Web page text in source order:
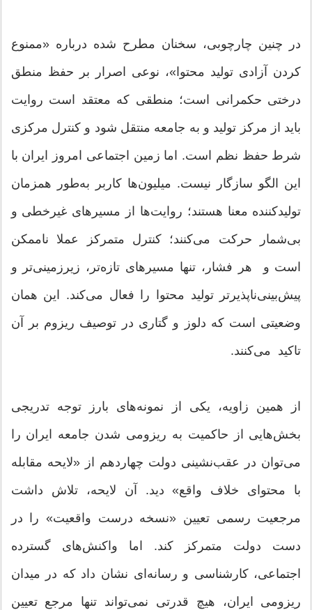
در چنین چارچوبی، سخنان مطرح‌ شده درباره «ممنوع‌
کردن آزادی تولید محتوا»، نوعی اصرار بر حفظ منطق
درختی حکمرانی است؛ منطقی که معتقد است روایت
باید از مرکز تولید و به جامعه منتقل شود و کنترل مرکزی
شرط حفظ نظم است. اما زمین اجتماعی امروز ایران با
این الگو سازگار نیست. میلیون‌ها کاربر به‌طور همزمان
تولیدکننده معنا هستند؛ روایت‌ها از مسیرهای غیرخطی و
بی‌شمار حرکت می‌کنند؛ کنترل متمرکز عملا ناممکن
است و هر فشار، تنها مسیرهای تازه‌تر، زیرزمینی‌تر و
پیش‌بینی‌ناپذیرتر تولید محتوا را فعال می‌کند. این همان
وضعیتی است که دلوز و گتاری در توصیف ریزوم بر آن
تاکید می‌کنند.
از همین زاویه، یکی از نمونه‌های بارز توجه تدریجی
بخش‌هایی از حاکمیت به ریزومی‌ شدن جامعه ایران را
می‌توان در عقب‌نشینی دولت چهاردهم از «لایحه مقابله
با محتوای خلاف واقع» دید. آن لایحه، تلاش داشت
مرجعیت رسمی تعیین «نسخه درست واقعیت» را در
دست دولت متمرکز کند. اما واکنش‌های گسترده
اجتماعی، کارشناسی و رسانه‌ای نشان داد که در میدان
ریزومی ایران، هیچ قدرتی نمی‌تواند تنها مرجع تعیین